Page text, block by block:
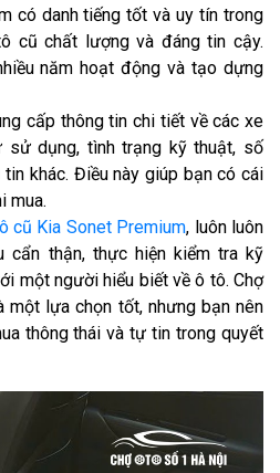
có danh tiếng tốt và uy tín trong
cũ chất lượng và đáng tin cậy.
năm hoạt động và tạo dựng
cấp thông tin chi tiết về các xe
dụng, tình trạng kỹ thuật, số
khác. Điều này giúp bạn có cái
mua.
cũ Kia Sonet Premium, luôn luôn
cẩn thận, thực hiện kiểm tra kỹ
một người hiểu biết về ô tô. Chợ
lựa chọn tốt, nhưng bạn nên
thông thái và tự tin trong quyết